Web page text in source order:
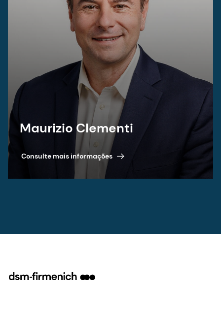
Maurizio Clementi
Consulte mais informações